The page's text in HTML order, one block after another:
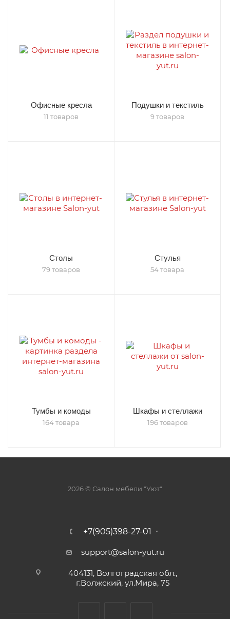
Офисные кресла
11 товаров
Подушки и текстиль
9 товаров
Столы
79 товаров
Стулья
54 товара
Тумбы и комоды
164 товара
Шкафы и стеллажи
196 товаров
2026 © Салон мебели "Уют"
+7(905)398-27-01
support@salon-yut.ru
404131, Волгоградская обл.,
г.Волжский, ул.Мира, 75